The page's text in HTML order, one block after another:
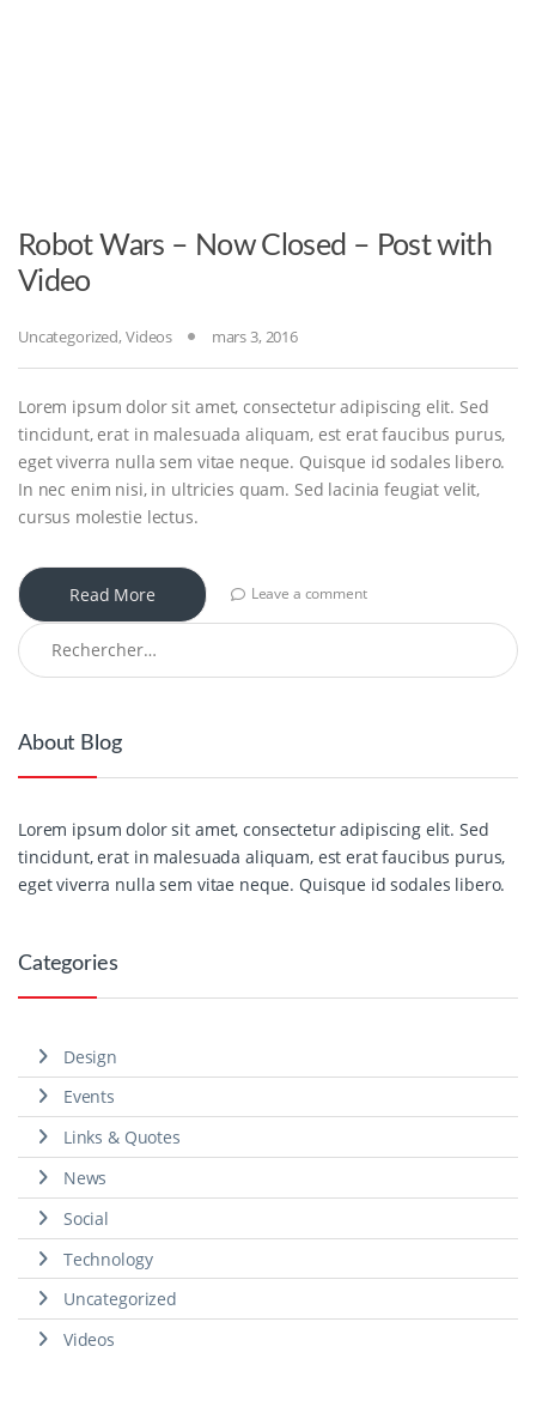
Robot Wars – Now Closed – Post with
Video
Uncategorized, Videos mars 3, 2016
Lorem ipsum dolor sit amet, consectetur adipiscing elit. Sed
tincidunt, erat in malesuada aliquam, est erat faucibus purus,
eget viverra nulla sem vitae neque. Quisque id sodales libero.
In nec enim nisi, in ultricies quam. Sed lacinia feugiat velit,
cursus molestie lectus.
Read More Leave a comment
Rechercher :
About Blog
Lorem ipsum dolor sit amet, consectetur adipiscing elit. Sed
tincidunt, erat in malesuada aliquam, est erat faucibus purus,
eget viverra nulla sem vitae neque. Quisque id sodales libero.
Categories
Design
Events
Links & Quotes
News
Social
Technology
Uncategorized
Videos